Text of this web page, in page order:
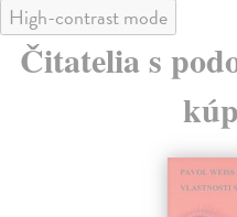
High-contrast mode
Čitatelia s